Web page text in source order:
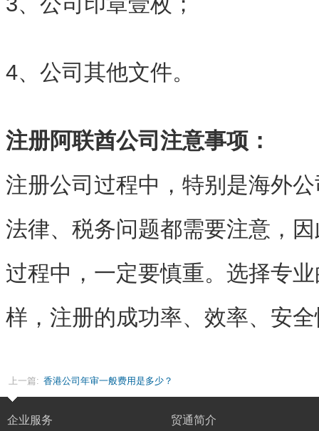
4、公司其他文件。
注册阿联酋公司注意事项：
注册公司过程中，特别是海外
法律、税务问题都需要注意，
过程中，一定要慎重。选择专
样，注册的成功率、效率、安
上一篇: 香港公司年审一般费用是多少？
企业服务 贸通简介